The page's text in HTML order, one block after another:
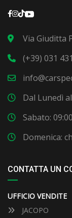
Via Giuditta
(+39) 031
Dal Lunedì
Sabato:
Domenica:
CONTATTA UN
UFFICIO VENDITE
JACOPO